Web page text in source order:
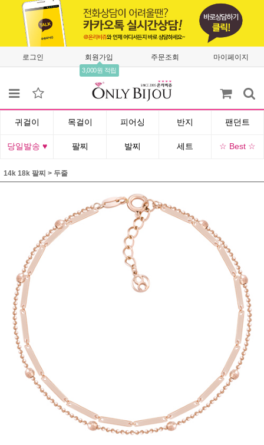
로그인 회원가입
3,000원 적립
주문조회 마이페이지
귀걸이 목걸이 피어싱 반지 팬던트
당일발송 ♥ 팔찌 발찌 세트 ☆ Best ☆
14k 18k 팔찌 > 두줄